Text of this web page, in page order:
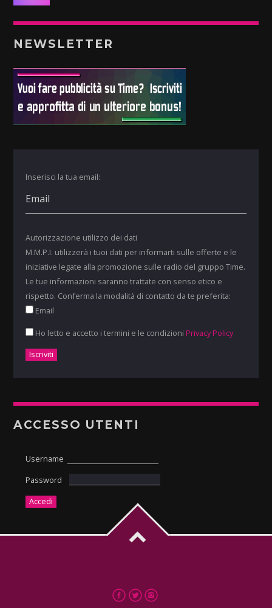
NEWSLETTER
Inserisci la tua email:
Autorizzazione utilizzo dei dati
M.M.P.I. utilizzerà i tuoi dati per informarti sulle offerte e le
iniziative legate alla promozione sulle radio del gruppo Time.
Le tue informazioni saranno trattate con senso etico e
rispetto. Conferma la modalità di contatto da te preferita:
Email
Ho letto e accetto i termini e le condizioni Privacy Policy
ACCESSO UTENTI
Username
Password